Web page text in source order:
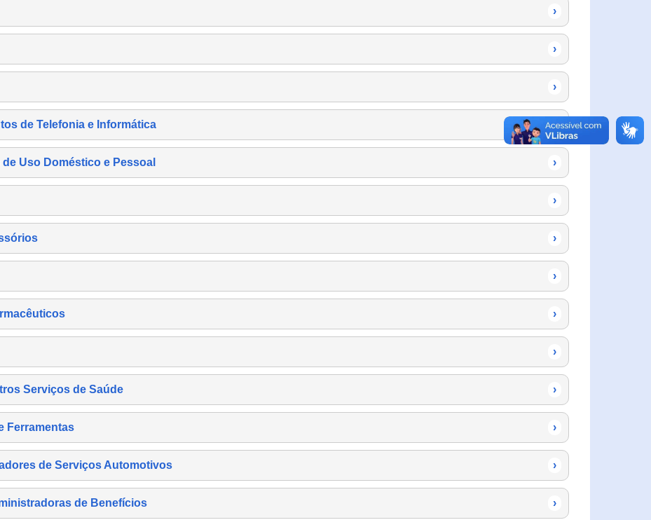
›
›
›
de Telefonia e Informática ›
Uso Doméstico e Pessoal ›
›
›
›
›
›
Serviços de Saúde ›
Ferramentas ›
de Serviços Automotivos ›
de Benefícios ›